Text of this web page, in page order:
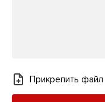
Прикрепить файл